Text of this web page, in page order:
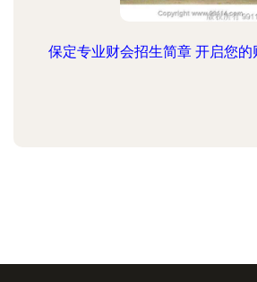
保定专业财会招生简章 开启您